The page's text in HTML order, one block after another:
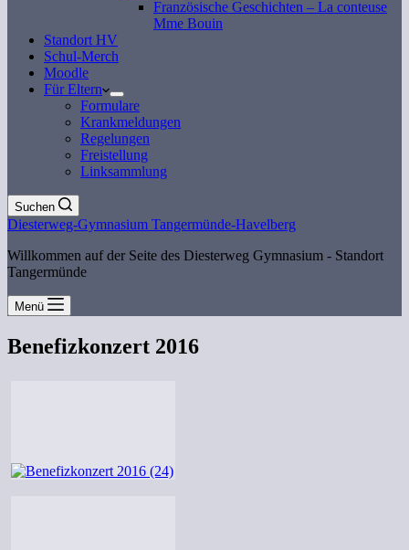
Französische Geschichten – La conteuse
Mme Bouin
Standort HV
Schul-Merch
Moodle
Für Eltern
Formulare
Krankmeldungen
Regelungen
Freistellung
Linksammlung
Suchen
Diesterweg-Gymnasium Tangermünde-Havelberg
Willkommen auf der Seite des Diesterweg Gymnasium - Standort
Tangermünde
Menü
Benefizkonzert 2016